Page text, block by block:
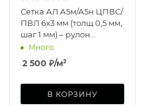
Сетка АЛ А5м/А5н ЦПВС/
ПВЛ 6х3 мм (толщ 0,5 мм,
шаг 1 мм) – рулон
1000х3000 мм
Много
2 500 ₽/м²
В КОРЗИНУ